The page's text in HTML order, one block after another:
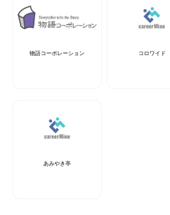
物語コーポレーション コロワイド
あみやき亭